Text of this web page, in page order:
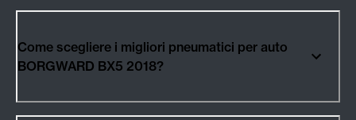
Come scegliere i migliori pneumatici per auto
BORGWARD BX5 2018?